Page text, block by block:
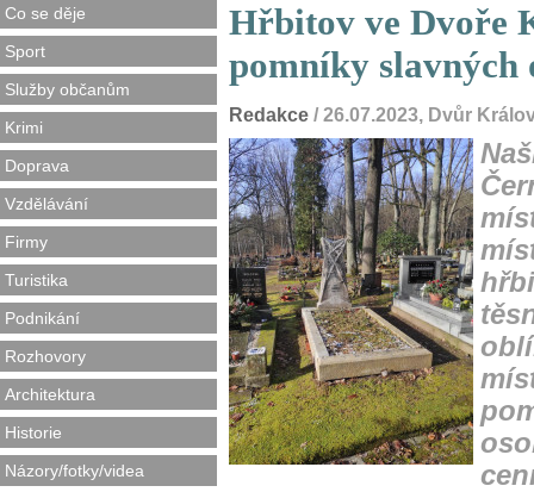
Co se děje
Sport
Služby občanům
Krimi
Doprava
Vzdělávání
Firmy
Turistika
Podnikání
Rozhovory
Architektura
Historie
Názory/fotky/videa
Hřbitov ve Dvoře
pomníky slavných
Redakce / 26.07.2023, Dvůr